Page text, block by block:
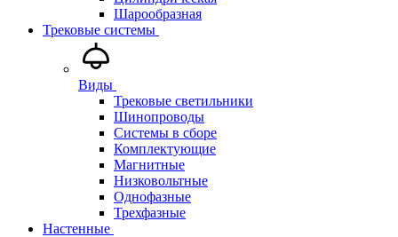
Шарообразная
Трековые системы
Виды
Трековые светильники
Шинопроводы
Системы в сборе
Комплектующие
Магнитные
Низковольтные
Однофазные
Трехфазные
Настенные